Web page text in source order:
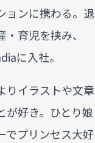
ョンに携わる。退
育児を挟み、
に入社。
りイラストや文章
が好き。ひとり娘
でプリンセス大好